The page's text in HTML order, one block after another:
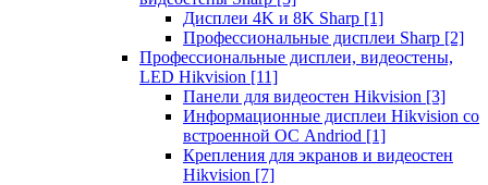
Дисплеи 4K и 8K Sharp [1]
Профессиональные дисплеи Sharp [2]
Профессиональные дисплеи, видеостены,
LED Hikvision [11]
Панели для видеостен Hikvision [3]
Информационные дисплеи Hikvision со
встроенной ОС Andriod [1]
Крепления для экранов и видеостен
Hikvision [7]